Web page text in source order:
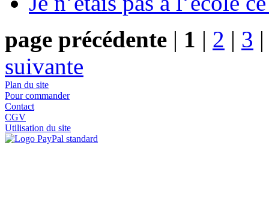
page précédente | 1 | 2 | 3
suivante
Plan du site
Pour commander
Contact
CGV
Utilisation du site